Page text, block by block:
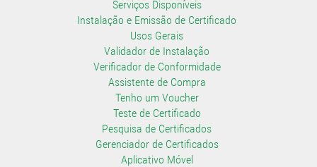
Serviços Disponíveis
Instalação e Emissão de Certificado
Usos Gerais
Validador de Instalação
Verificador de Conformidade
Assistente de Compra
Tenho um Voucher
Teste de Certificado
Pesquisa de Certificados
Gerenciador de Certificados
Aplicativo Móvel